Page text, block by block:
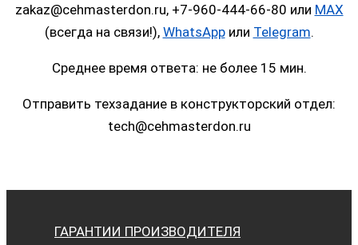
zakaz@cehmasterdon.ru, +7-960-444-66-80 или MAX
(всегда на связи!), WhatsAppили Telegram.
Среднее время ответа: не более 15 мин.
Отправить техзадание в конструкторский отдел:
tech@cehmasterdon.ru
ГАРАНТИИ ПРОИЗВОДИТЕЛЯ